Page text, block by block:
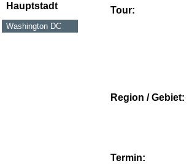
Hauptstadt
Washington DC
Tour:
Region / Gebiet:
Termin: